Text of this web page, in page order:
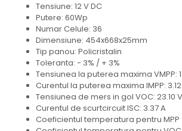
Tensiune: 12 V DC
Putere: 60Wp
Numar Celule: 36
Dimensiune: 454x668x25mm
Tip panou: Policristalin
Toleranta: - 3% / + 3%
Tensiunea la puterea maxima VMPP:
Curentul la puterea maxima IMPP:
Tensiunea de mers in gol VOC: 23.10 V
Curentul de scurtcircuit ISC: 3.37 A
Coeficientul temperatura pentru MPP